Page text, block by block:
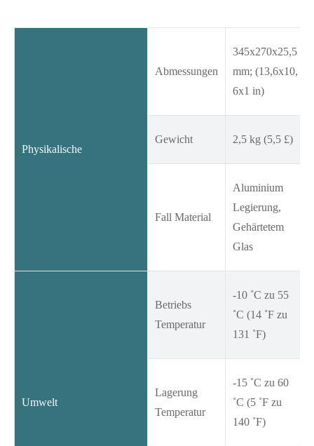
Physikalische
Abmessungen
345x270x25,5
mm; (13,6x10,
6x1 in)
Gewicht 2,5 kg (5,5 £)
Fall Material
Aluminium
Legierung,
Gehärtetem
Glas
Umwelt
Betriebs
Temperatur
-10 ˚C zu 55
˚C (14 ˚F zu
131 ˚F)
Lagerung
Temperatur
-15 ˚C zu 60
˚C (5 ˚F zu
140 ˚F)